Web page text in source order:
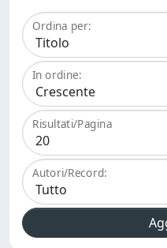
Ordina per:
In ordine:
Risultati/Pagina
Autori/Record: